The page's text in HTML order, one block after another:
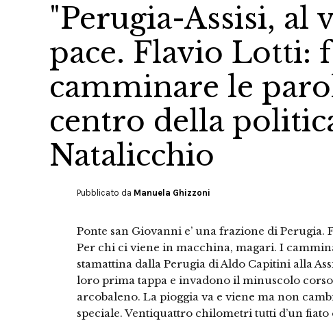
"Perugia-Assisi, al
pace. Flavio Lotti:
camminare le
centro della
Natalicchio
Pubblicato da Manuela Ghizzoni
Ponte san Giovanni e’ una frazione di
Per chi ci viene in macchina, magari. I
stamattina dalla Perugia di Aldo Capitini alla
loro prima tappa e invadono il minuscolo
arcobaleno. La pioggia va e viene ma non
speciale. Ventiquattro chilometri tutti d’un